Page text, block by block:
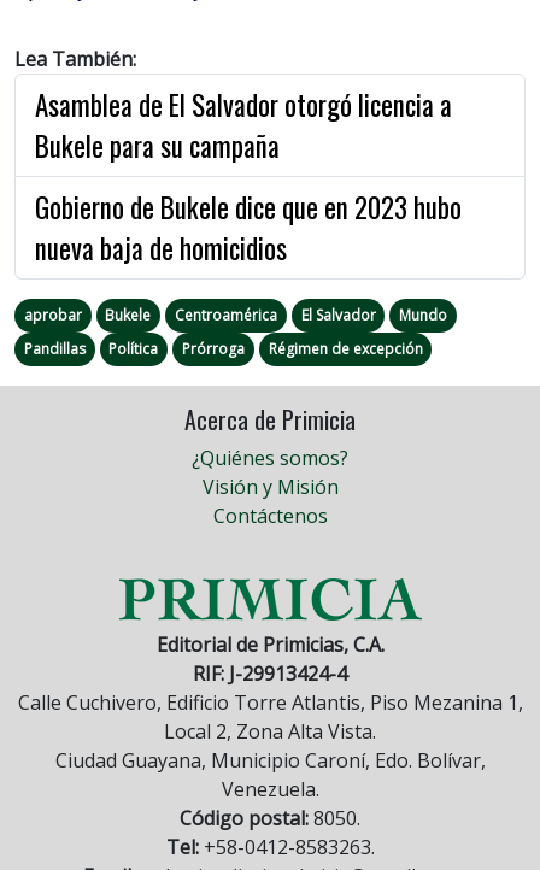
Lea También:
Asamblea de El Salvador otorgó licencia a
Bukele para su campaña
Gobierno de Bukele dice que en 2023 hubo
nueva baja de homicidios
aprobar Bukele Centroamérica El Salvador
Mundo
Pandillas
Política Prórroga Régimen de excepción
Acerca de Primicia
¿Quiénes somos?
Visión y Misión
Contáctenos
Editorial de Primicias, C.A.
RIF: J-29913424-4
Calle Cuchivero, Edificio Torre Atlantis, Piso Mezanina 1,
Local 2, Zona Alta Vista.
Ciudad Guayana, Municipio Caroní, Edo. Bolívar,
Venezuela.
Código postal:8050.
Tel:+58-0412-8583263.